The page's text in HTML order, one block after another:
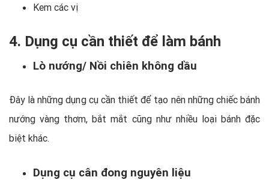
Kem các vị
4. Dụng cụ cần thiết để làm bánh
Lò nướng/ Nồi chiên không dầu
Đây là những dụng cụ cần thiết để tạo nên những chiếc bánh
nướng vàng thơm, bắt mắt cũng như nhiều loại bánh đặc
biệt khác.
Dụng cụ cân đong nguyên liệu